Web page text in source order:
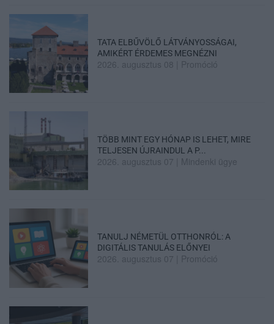
TATA ELBŰVÖLŐ LÁTVÁNYOSSÁGAI,
AMIKÉRT ÉRDEMES MEGNÉZNI
2026. augusztus 08 Promóció
TÖBB MINT EGY HÓNAP IS LEHET, MIRE
TELJESEN ÚJRAINDUL A P...
2026. augusztus 07 Mindenki ügye
TANULJ NÉMETÜL OTTHONRÓL: A
DIGITÁLIS TANULÁS ELŐNYEI
2026. augusztus 07 Promóció